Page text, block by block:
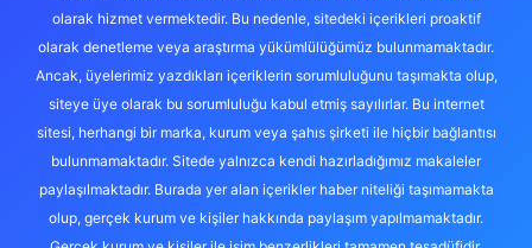
olarak hizmet vermektedir. Bu nedenle, sitedeki içerikleri proaktif
olarak denetleme veya araştırma yükümlülüğümüz bulunmamaktadır.
Ancak, üyelerimiz yazdıkları içeriklerin sorumluluğunu taşımakta olup,
siteye üye olarak bu sorumluluğu kabul etmiş sayılırlar. Bu internet
sitesi, herhangi bir marka, kurum veya şahıs şirketi ile hiçbir bağlantısı
bulunmamaktadır. Sitede yalnızca kendi hazırladığımız makaleler
paylaşılmaktadır. Burada yer alan içerikler haber niteliği taşımamakta
olup, gerçek kurum ve kişiler hakkında paylaşım yapılmamaktadır.